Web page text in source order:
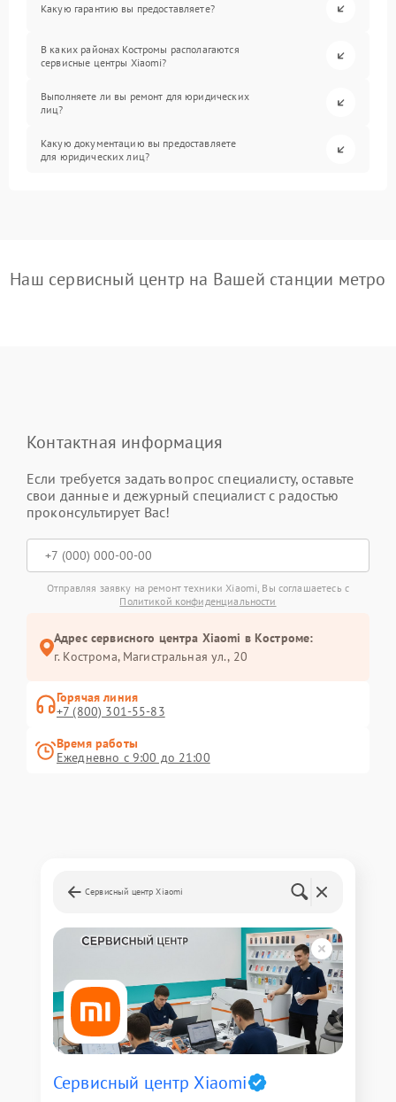
Какую гарантию вы предоставляете?
В каких районах Костромы располагаются
сервисные центры Xiaomi?
Выполняете ли вы ремонт для юридических
лиц?
Какую документацию вы предоставляете
для юридических лиц?
Наш сервисный центр на Вашей станции метро
Контактная информация
Если требуется задать вопрос специалисту, оставьте
свои данные и дежурный специалист с радостью
проконсультирует Вас!
Отправляя заявку на ремонт техники Xiaomi, Вы соглашаетесь с
Политикой конфиденциальности
Адрес сервисного центра Xiaomi в Костроме:
г. Кострома, Магистральная ул., 20
Горячая линия
+7 (800) 301-55-83
Время работы
Ежедневно с 9:00 до 21:00
Сервисный центр Xiaomi
Сервисный центр Xiaomi